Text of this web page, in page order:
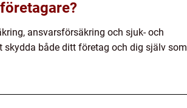
ansvarsförsäkring och sjuk- och
både ditt företag och dig själv som